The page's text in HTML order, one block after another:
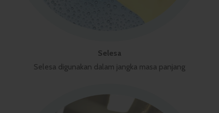
Selesa
Selesa digunakan dalam jangka masa panjang